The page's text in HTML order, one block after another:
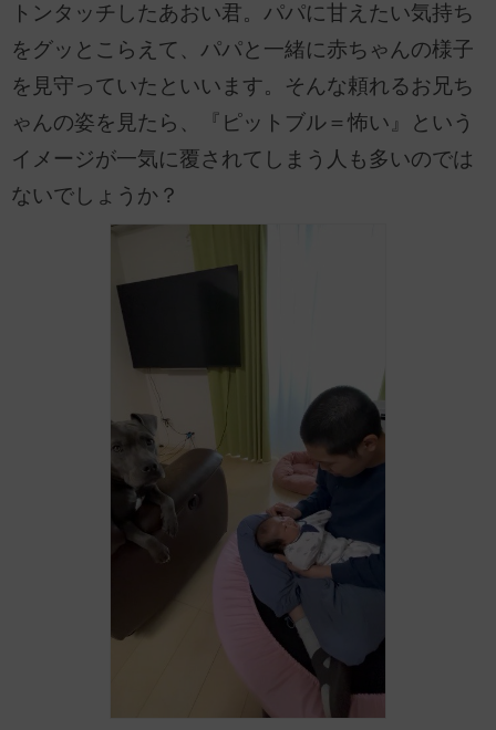
トンタッチしたあおい君。パパに甘えたい気持ち
をグッとこらえて、パパと一緒に赤ちゃんの様子
を見守っていたといいます。そんな頼れるお兄ち
ゃんの姿を見たら、『ピットブル＝怖い』という
イメージが一気に覆されてしまう人も多いのでは
ないでしょうか？